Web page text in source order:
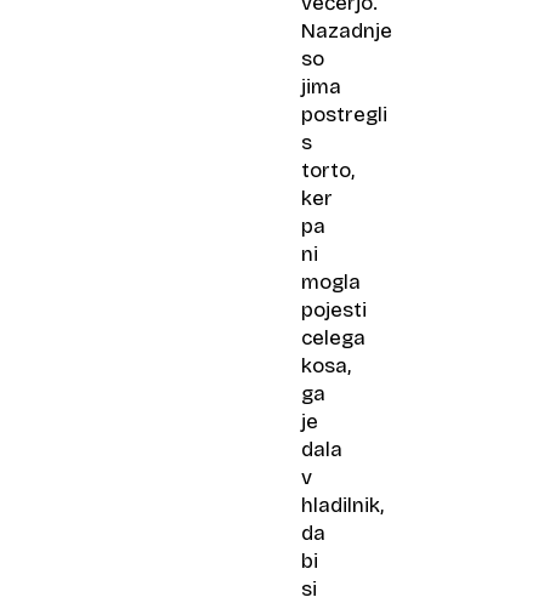
Nazadnje
so
jima
postregli
s
torto,
ker
pa
ni
mogla
pojesti
celega
kosa,
ga
je
dala
v
hladilnik,
da
bi
si